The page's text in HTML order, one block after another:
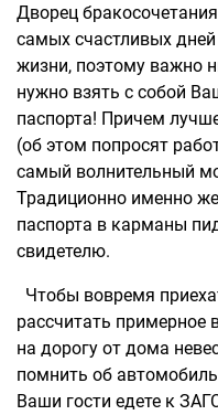
Дворец
самых счастливых
жизни, поэтому важно
нужно взять с собой
паспорта! Причем
(об этом попросят
самый волнительный
Традиционно именно
паспорта в карманы
свидетелю.
Чтобы вовремя
рассчитать примерное
на дорогу от дома
помнить об
Ваши гости едете к